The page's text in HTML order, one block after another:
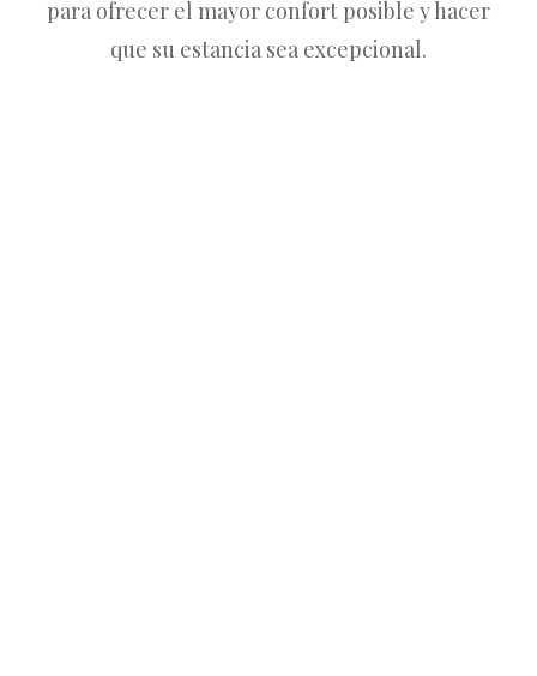
para ofrecer el mayor confort posible y hacer
que su estancia sea excepcional.